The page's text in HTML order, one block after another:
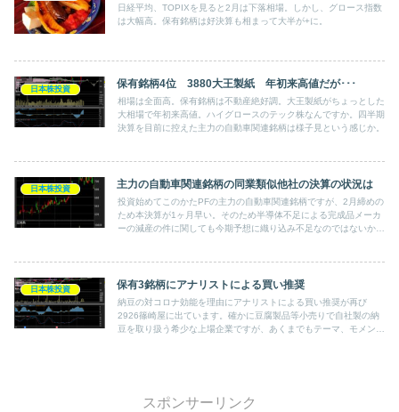
日経平均、TOPIXを見ると2月は下落相場。しかし、グロース指数
は大幅高。保有銘柄は好決算も相まって大半が+に。
日本株投資 保有銘柄4位 3880大王製紙 年初来高値だが･･･
相場は全面高。保有銘柄は不動産絶好調。大王製紙がちょっとした
大相場で年初来高値。ハイグロースのテック株なんですか。四半期
決算を目前に控えた主力の自動車関連銘柄は様子見という感じか。
日本株投資 主力の自動車関連銘柄の同業類似他社の決算の状況は
投資始めてこのかたPFの主力の自動車関連銘柄ですが、2月締めの
ため本決算が1ヶ月早い。そのため半導体不足による完成品メーカ
ーの減産の件に関しても今期予想に織り込み不足なのではないかと
日本株投資 保有3銘柄にアナリストによる買い推奨
納豆の対コロナ効能を理由にアナリストによる買い推奨が再び
2926篠崎屋に出ています。確かに豆腐製品等小売りで自社製の納
豆を取り扱う希少な上場企業ですが、あくまでもテーマ、モメンタ
スポンサーリンク